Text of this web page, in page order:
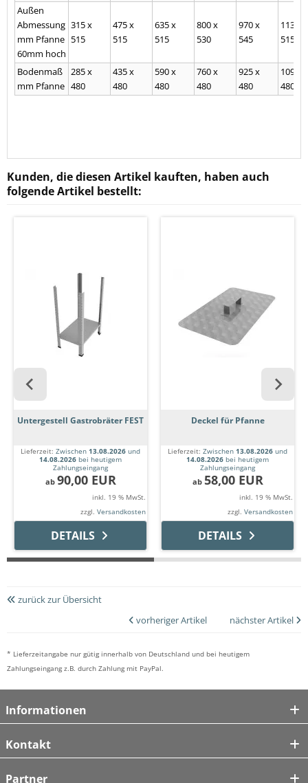
Außen
Abmessung
mm Pfanne
60mm hoch
315 x
515
475 x
515
635 x
515
800 x
530
970 x
545
1130 x
515
Bodenmaß
mm Pfanne
285 x
480
435 x
480
590 x
480
760 x
480
925 x
480
1095 x
480
Kunden, die diesen Artikel kauften, haben auch
folgende Artikel bestellt:
Untergestell Gastrobräter FEST
Lieferzeit: Zwischen 13.08.2026 und
14.08.2026 bei heutigem
Zahlungseingang
ab 90,00 EUR
inkl. 19 % MwSt.
zzgl. Versandkosten
DETAILS
Deckel für Pfanne
Lieferzeit: Zwischen 13.08.2026 und
14.08.2026 bei heutigem
Zahlungseingang
ab 58,00 EUR
inkl. 19 % MwSt.
zzgl. Versandkosten
DETAILS
zurück zur Übersicht
vorheriger Artikel
nächster Artikel
* Lieferzeitangabe nur gütig innerhalb von Deutschland und bei heutigem
Zahlungseingang z.B. durch Zahlung mit PayPal.
Informationen
Partner
Kontakt